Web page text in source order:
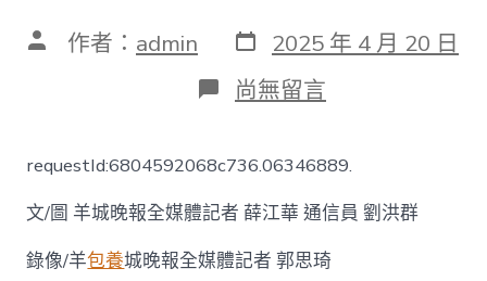
文 作者： admin 發
表
日
期
2025 年 4 月 20 日
在
〈女
師
撐
起
12348
線
尚無留言
requestId:6804592068c736.06346889.
文/圖 羊城晚報全媒體記者 薛江華 通信員 劉洪群
錄像/羊包養城晚報全媒體記者 郭思琦